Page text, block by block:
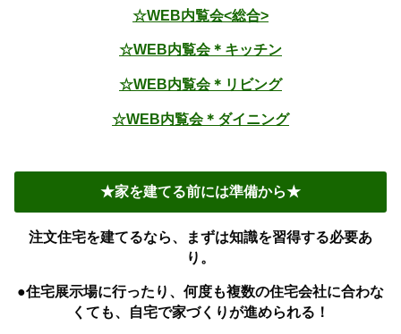
☆WEB内覧会<総合>
☆WEB内覧会＊キッチン
☆WEB内覧会＊リビング
☆WEB内覧会＊ダイニング
★家を建てる前には準備から★
注文住宅を建てるなら、まずは知識を習得する必要あ
り。
●住宅展示場に行ったり、何度も複数の住宅会社に合わな
くても、自宅で家づくりが進められる！